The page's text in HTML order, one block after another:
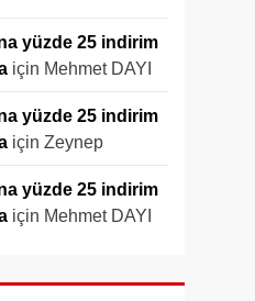
yüzde 25 indirim
için Mehmet DAYI
yüzde 25 indirim
için Zeynep
yüzde 25 indirim
için Mehmet DAYI